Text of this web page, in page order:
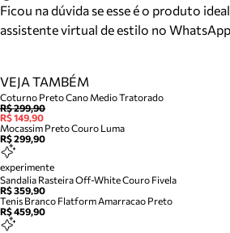
Ficou na dúvida se esse é o produto
assistente virtual de estilo no
VEJA TAMBÉM
Coturno Preto Cano Medio Tratorado
R$ 299,90
R$ 149,90
Mocassim Preto Couro Luma
R$ 299,90
experimente
Sandalia Rasteira Off-White Couro Fivela
R$ 359,90
Tenis Branco Flatform Amarracao Preto
R$ 459,90